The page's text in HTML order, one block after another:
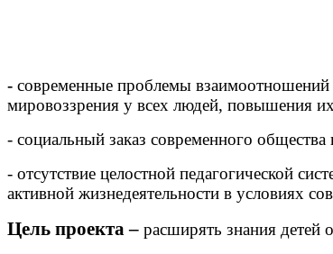
- современные проблемы
мировоззрения у всех людей, повышения
- социальный заказ современного
- отсутствие целостной педагогической
активной жизнедеятельности в условиях
Цель проекта – расширять знания детей